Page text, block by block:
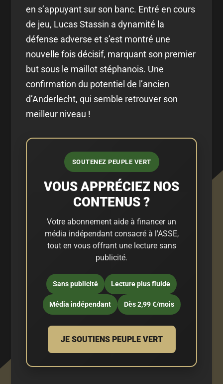
en s’appuyant sur son banc. Entré en cours
de jeu, Lucas Stassin a dynamité la
défense adverse et s’est montré une
nouvelle fois décisif, marquant son premier
but sous le maillot stéphanois. Une
confirmation du potentiel de l’ancien
d’Anderlecht, qui semble retrouver son
meilleur niveau !
SOUTENEZ PEUPLE VERT
VOUS APPRÉCIEZ NOS
CONTENUS ?
Votre abonnement aide à financer un
média indépendant consacré à l'ASSE,
tout en vous offrant une lecture sans
publicité.
Sans publicité Lecture plus fluide
Média indépendant Dès 2,99 €/mois
JE SOUTIENS PEUPLE VERT